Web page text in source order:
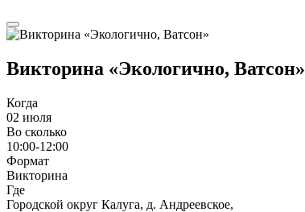
Викторина «Экологично, Ватсон»
Когда
02 июля
Во сколько
10:00-12:00
Формат
Викторина
Где
Городской округ Калуга, д. Андреевское,